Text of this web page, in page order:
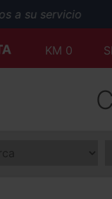
su servicio
KM 0